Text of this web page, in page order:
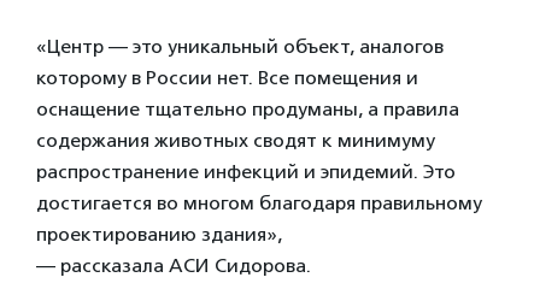
«Центр — это уникальный объект, аналогов
которому в России нет. Все помещения и
оснащение тщательно продуманы, а правила
содержания животных сводят к минимуму
распространение инфекций и эпидемий. Это
достигается во многом благодаря правильному
проектированию здания»,
— рассказала АСИ Сидорова.